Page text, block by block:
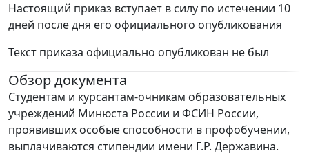
Настоящий приказ вступает в силу по истечении 10
дней после дня его официального опубликования
Текст приказа официально опубликован не был
Обзор документа
Студентам и курсантам-очникам образовательных
учреждений Минюста России и ФСИН России,
проявивших особые способности в профобучении,
выплачиваются стипендии имени Г.Р. Державина.